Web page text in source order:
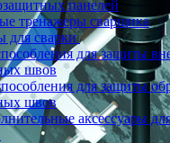
панелей
тренажеры сварщика
для сварки
для защиты
швов
для защиты
швов
аксессуары